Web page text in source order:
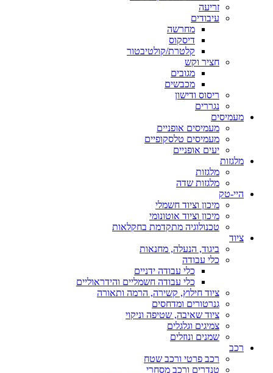
זריעה
עיבודים
מחרשה
דיסקוס
קלטרת/קולטיבטור
חציר וקש
מגובים
מכבשים
ריסוס ודישון
נגררים
מעמיסים
מעמיסים אופניים
מעמיסים טלסקופיים
יעים אופניים
מלגזות
מלגזות
מלגזות שדה
היי-טק
מיכון וציוד חשמלי
מיכון וציוד אוטונומי
טכנולוגיה מתקדמת בחקלאות
ציוד
ביגוד, הנעלה, מחנאות
כלי עבודה
כלי עבודה ידניים
כלי עבודה חשמליים והידראוליים
ציוד חילוץ, קשירה, הרמה ותאורה
גנרטורים ומדחסים
ציוד שאיבה, שטיפה וניקוי
צמיגים וגלגלים
שמנים ונוזלים
רכב
רכב פרטי ורכב שטח
טנדרים ורכב מסחרי